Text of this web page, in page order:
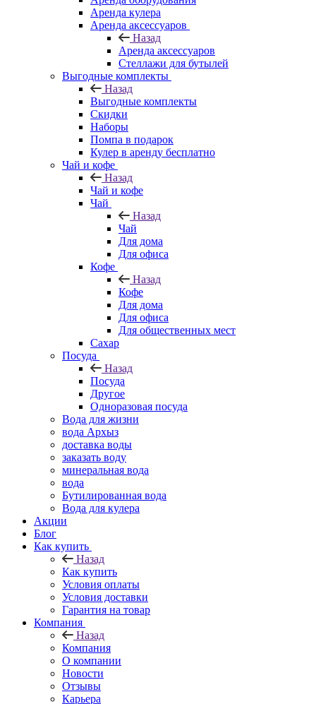
Аренда кулера
Аренда аксессуаров
Назад
Аренда аксессуаров
Стеллажи для бутылей
Выгодные комплекты
Назад
Выгодные комплекты
Скидки
Наборы
Помпа в подарок
Кулер в аренду бесплатно
Чай и кофе
Назад
Чай и кофе
Чай
Назад
Чай
Для дома
Для офиса
Кофе
Назад
Кофе
Для дома
Для офиса
Для общественных мест
Сахар
Посуда
Назад
Посуда
Другое
Одноразовая посуда
Вода для жизни
вода Архыз
доставка воды
заказать воду
минеральная вода
вода
Бутилированная вода
Вода для кулера
Акции
Блог
Как купить
Назад
Как купить
Условия оплаты
Условия доставки
Гарантия на товар
Компания
Назад
Компания
О компании
Новости
Отзывы
Карьера